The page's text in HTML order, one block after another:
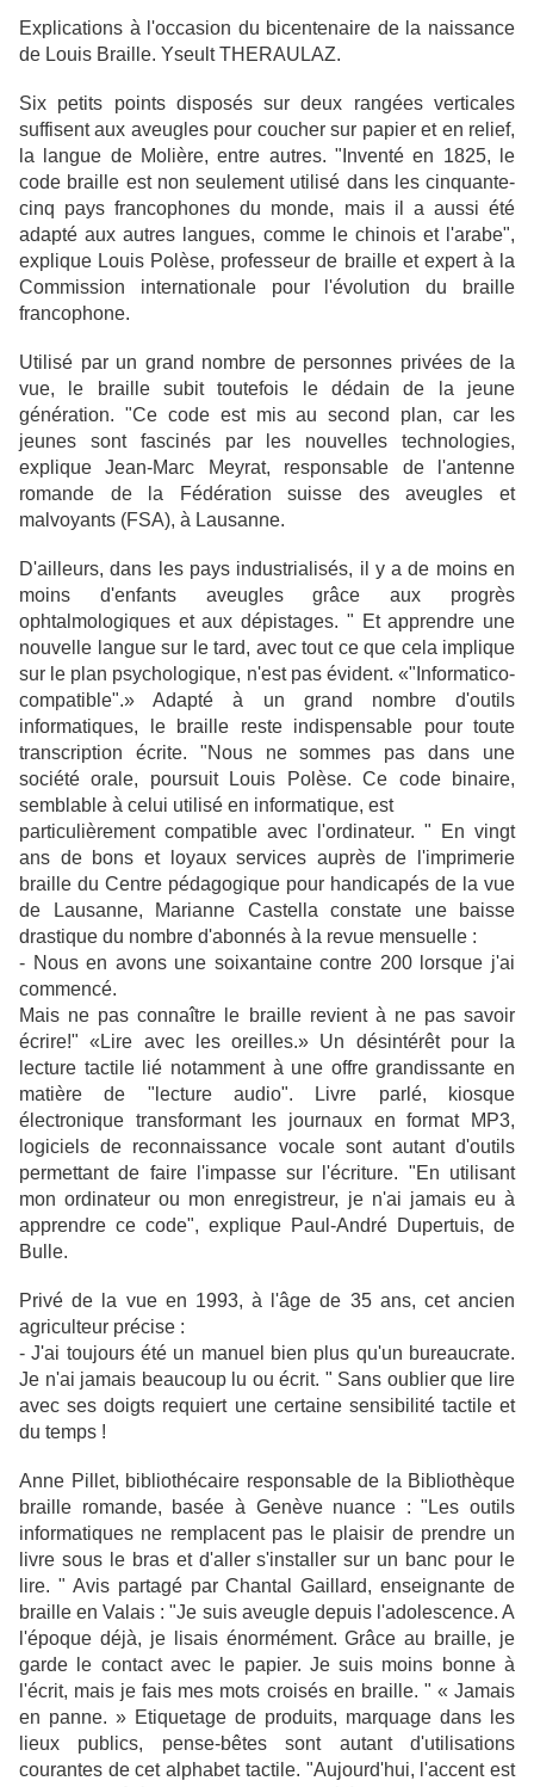
Explications à l'occasion du bicentenaire de la naissance
de Louis Braille. Yseult THERAULAZ.
Six petits points disposés sur deux rangées verticales
suffisent aux aveugles pour coucher sur papier et en relief,
la langue de Molière, entre autres. "Inventé en 1825, le
code braille est non seulement utilisé dans les cinquante-
cinq pays francophones du monde, mais il a aussi été
adapté aux autres langues, comme le chinois et l'arabe",
explique Louis Polèse, professeur de braille et expert à la
Commission internationale pour l'évolution du braille
francophone.
Utilisé par un grand nombre de personnes privées de la
vue, le braille subit toutefois le dédain de la jeune
génération. "Ce code est mis au second plan, car les
jeunes sont fascinés par les nouvelles technologies,
explique Jean-Marc Meyrat, responsable de l'antenne
romande de la Fédération suisse des aveugles et
malvoyants (FSA), à Lausanne.
D'ailleurs, dans les pays industrialisés, il y a de moins en
moins d'enfants aveugles grâce aux progrès
ophtalmologiques et aux dépistages. " Et apprendre une
nouvelle langue sur le tard, avec tout ce que cela implique
sur le plan psychologique, n'est pas évident. «"Informatico-
compatible".» Adapté à un grand nombre d'outils
informatiques, le braille reste indispensable pour toute
transcription écrite. "Nous ne sommes pas dans une
société orale, poursuit Louis Polèse. Ce code binaire,
semblable à celui utilisé en informatique, est
particulièrement compatible avec l'ordinateur. " En vingt
ans de bons et loyaux services auprès de l'imprimerie
braille du Centre pédagogique pour handicapés de la vue
de Lausanne, Marianne Castella constate une baisse
drastique du nombre d'abonnés à la revue mensuelle :
- Nous en avons une soixantaine contre 200 lorsque j'ai
commencé.
Mais ne pas connaître le braille revient à ne pas savoir
écrire!" «Lire avec les oreilles.» Un désintérêt pour la
lecture tactile lié notamment à une offre grandissante en
matière de "lecture audio". Livre parlé, kiosque
électronique transformant les journaux en format MP3,
logiciels de reconnaissance vocale sont autant d'outils
permettant de faire l'impasse sur l'écriture. "En utilisant
mon ordinateur ou mon enregistreur, je n'ai jamais eu à
apprendre ce code", explique Paul-André Dupertuis, de
Bulle.
Privé de la vue en 1993, à l'âge de 35 ans, cet ancien
agriculteur précise :
- J'ai toujours été un manuel bien plus qu'un bureaucrate.
Je n'ai jamais beaucoup lu ou écrit. " Sans oublier que lire
avec ses doigts requiert une certaine sensibilité tactile et
du temps !
Anne Pillet, bibliothécaire responsable de la Bibliothèque
braille romande, basée à Genève nuance : "Les outils
informatiques ne remplacent pas le plaisir de prendre un
livre sous le bras et d'aller s'installer sur un banc pour le
lire. " Avis partagé par Chantal Gaillard, enseignante de
braille en Valais : "Je suis aveugle depuis l'adolescence. A
l'époque déjà, je lisais énormément. Grâce au braille, je
garde le contact avec le papier. Je suis moins bonne à
l'écrit, mais je fais mes mots croisés en braille. " « Jamais
en panne. » Etiquetage de produits, marquage dans les
lieux publics, pense-bêtes sont autant d'utilisations
courantes de cet alphabet tactile. "Aujourd'hui, l'accent est